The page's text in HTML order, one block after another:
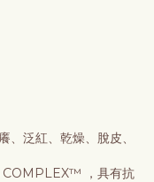
泛紅、乾燥、脫皮、
COMPLEX™ ，具有抗